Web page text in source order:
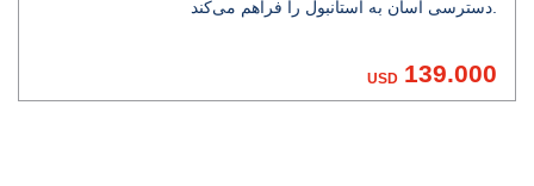
139.000
USD